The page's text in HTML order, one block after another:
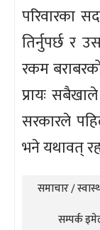
परिवारका
तिर्नुपर्छ र
रकम
प्रायः
सरकारले
भने यथावत्
समाचार /
सम्पर्क